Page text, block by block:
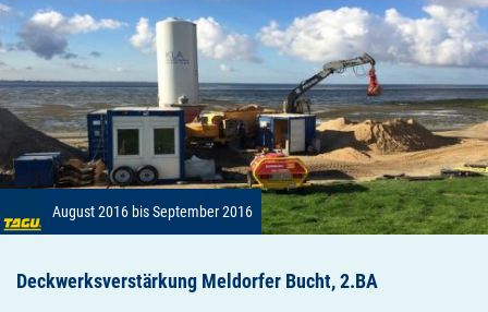
August 2016 bis September 2016
Deckwerksverstärkung Meldorfer Bucht, 2.BA